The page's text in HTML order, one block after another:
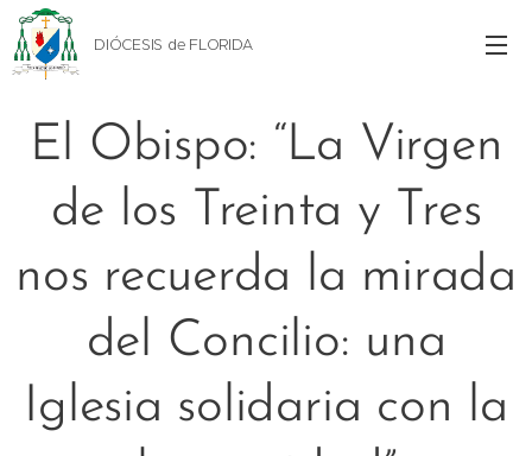
DIÓCESIS de FLORIDA
El Obispo: “La Virgen
de los Treinta y Tres
nos recuerda la mirada
del Concilio: una
Iglesia solidaria con la